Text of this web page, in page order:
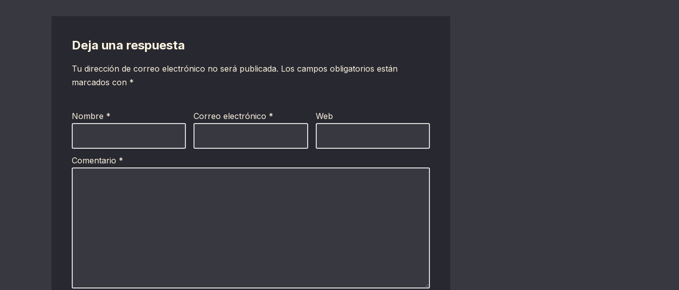
Deja una respuesta
Tu dirección de correo electrónico no será publicada. Los campos obligatorios están
marcados con *
Nombre * Correo electrónico * Web
Comentario *